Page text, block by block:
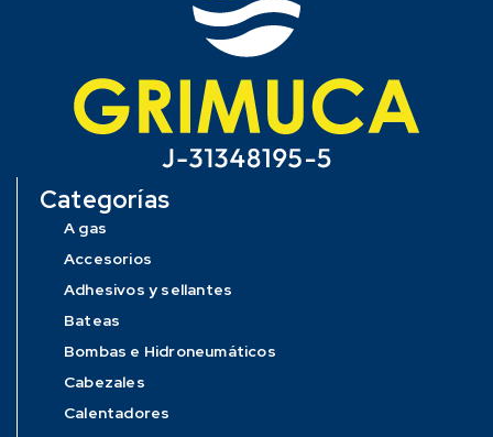
Categorías
A gas
Accesorios
Adhesivos y sellantes
Bateas
Bombas e Hidroneumáticos
Cabezales
Calentadores